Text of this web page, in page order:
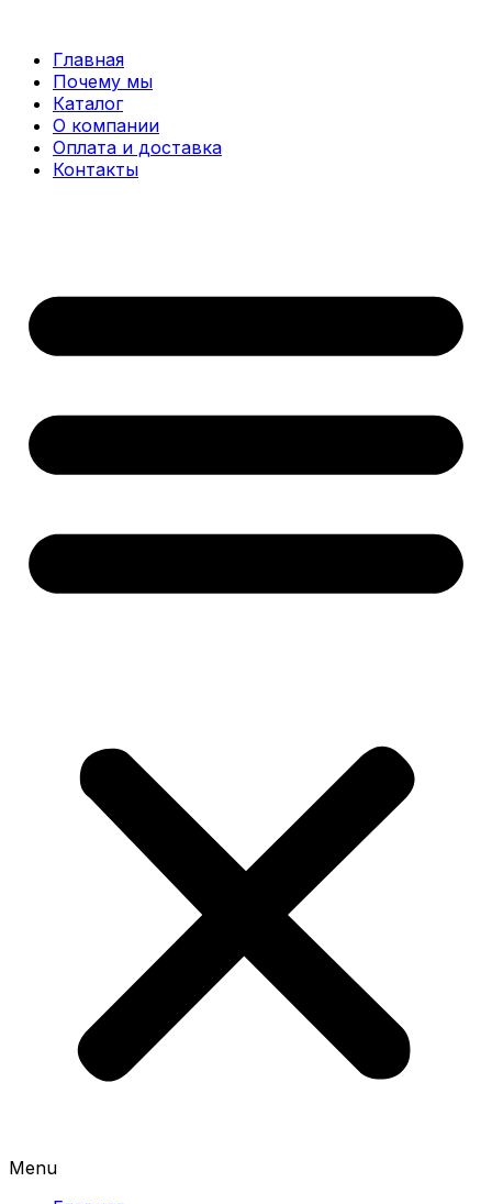
содержимому
Главная
Почему мы
Каталог
О компании
Оплата и доставка
Контакты
Menu